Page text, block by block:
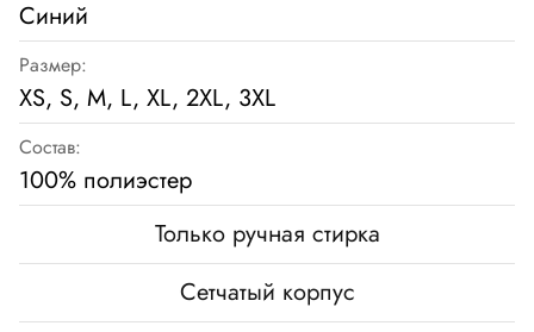
Синий
Размер:
XS, S, M, L, XL, 2XL, 3XL
Состав:
100% полиэстер
Только ручная стирка
Сетчатый корпус